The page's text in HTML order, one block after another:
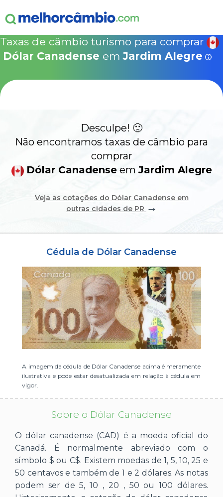
15% Seguro Viagem 15% Proteção de Bagagem
NOVA COTAÇÃO
CONTA INTERNACIONAL NOVO
Acesse sua conta:
BROKER DE OFERTAS
ou cadastre-se se ainda não tem registro:
Taxas de câmbio turismo para comprar
Dólar Canadense emJardim Alegre
Desculpe! 🙁
Não encontramos taxas de câmbio para
comprar
Dólar CanadenseemJardim Alegre
Veja as cotações do Dólar Canadense em
outras cidades de PR →
Cédula de Dólar Canadense
A imagem da cédula de Dólar Canadense acima é meramente
ilustrativa e pode estar desatualizada em relação à cédula em
vigor.
Sobre o Dólar Canadense
O dólar canadense (CAD) é a moeda oficial do
Canadá. É normalmente abreviado com o
símbolo $ ou C$. Existem moedas de 1, 5, 10, 25 e
50 centavos e também de 1 e 2 dólares. As notas
podem ser de 5, 10 , 20 , 50 ou 100 dólares.